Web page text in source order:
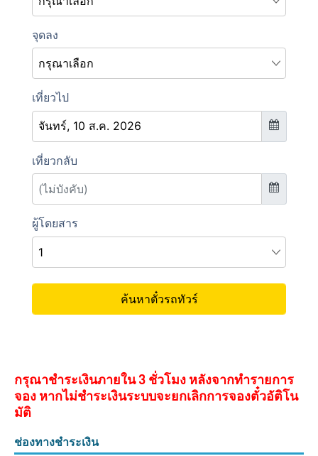
กรุณาชำระเงินภายใน 3 ชั่วโมง หลังจากทำรายการ
จอง หากไม่ชำระเงินระบบจะยกเลิกการจองตั๋วอัติโน
มัติ
ช่องทางชำระเงิน